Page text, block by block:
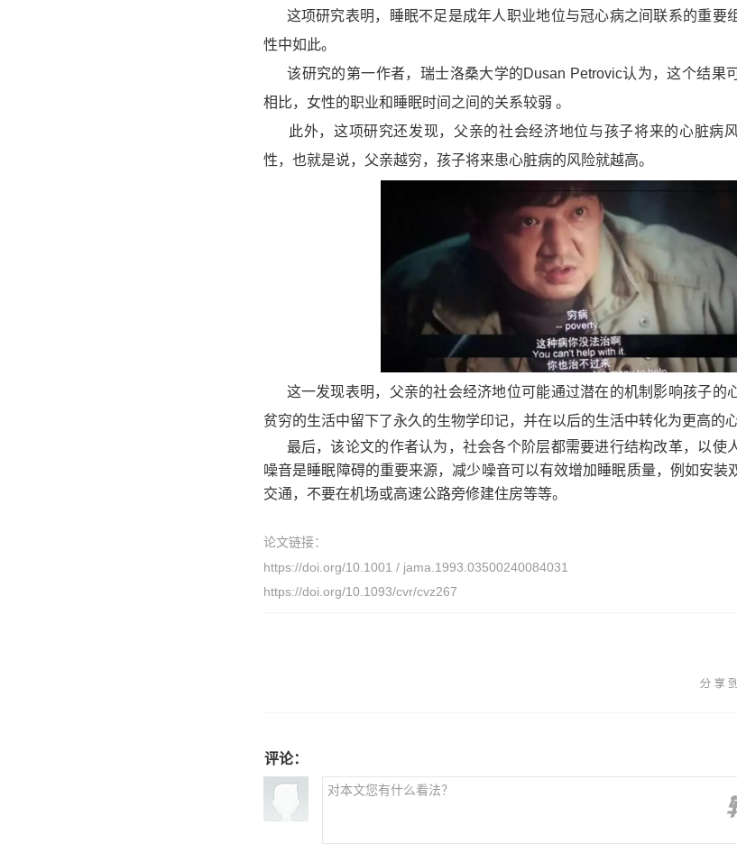
这项研究表明，
睡眠不足是成年人职业地位与冠心病之间联系的重要
性中如此。
该研究的第一作者，瑞士洛桑大学的Dusan Petrovic认为，这个结果
相比，女性的职业和睡眠时间之间的关系较弱 。
此外，这项研究还发现，父亲的社会经济地位与孩子将来的心脏病
性，也就是说， 父亲越穷，孩子将来患心脏病的风险就越高。
这一发现表明， 父亲的社会经济地位可能通过潜在的机制影响孩子的
贫穷的生活中留下了永久的生物学印记，并在以后的生活中转化为更高的
最后，该论文的作者认为，社会各个阶层都需要进行结构改革，以使
噪音是睡眠障碍的重要来源，减少噪音可以有效增加睡眠质量，例如安装
交通，不要在机场或高速公路旁修建住房等等。
论文链接：
https://doi.org/10.1001 / jama.1993.03500240084031
https://doi.org/10.1093/cvr/cvz267
评论：